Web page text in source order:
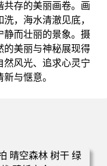
共存的美丽画卷。画
，海水清澈见底，
静而壮丽的景象。摄
的美丽与神秘展现得
然风光、追求心灵宁
与惬意。